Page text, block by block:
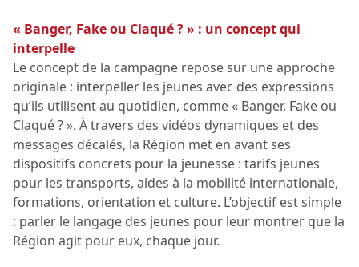
« Banger, Fake ou Claqué ? » : un concept qui
interpelle
Le concept de la campagne repose sur une approche
originale : interpeller les jeunes avec des expressions
qu’ils utilisent au quotidien, comme « Banger, Fake ou
Claqué ? ». À travers des vidéos dynamiques et des
messages décalés, la Région met en avant ses
dispositifs concrets pour la jeunesse : tarifs jeunes
pour les transports, aides à la mobilité internationale,
formations, orientation et culture. L’objectif est simple
: parler le langage des jeunes pour leur montrer que la
Région agit pour eux, chaque jour.